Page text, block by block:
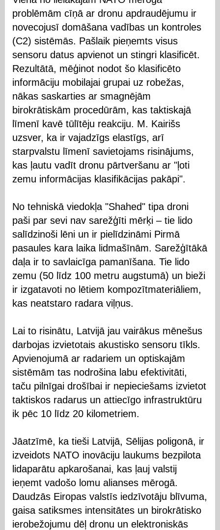
problēmām cīņā ar dronu apdraudējumu ir
novecojusī domāšana vadības un kontroles
(C2) sistēmās. Pašlaik pieņemts visus
sensoru datus apvienot un stingri klasificēt.
Rezultātā, mēģinot nodot šo klasificēto
informāciju mobilajai grupai uz robežas,
nākas saskarties ar smagnējām
birokrātiskām procedūrām, kas taktiskajā
līmenī kavē tūlītēju reakciju. M. Kairišs
uzsver, ka ir vajadzīgs elastīgs, arī
starpvalstu līmenī savietojams risinājums,
kas ļautu vadīt dronu pārtveršanu ar "ļoti
zemu informācijas klasifikācijas pakāpi".
No tehniskā viedokļa "Shahed" tipa droni
paši par sevi nav sarežģīti mērķi – tie lido
salīdzinoši lēni un ir pielīdzināmi Pirmā
pasaules kara laika lidmašīnām. Sarežģītākā
daļa ir to savlaicīga pamanīšana. Tie lido
zemu (50 līdz 100 metru augstumā) un bieži
ir izgatavoti no lētiem kompozītmateriāliem,
kas neatstaro radara viļņus.
Lai to risinātu, Latvijā jau vairākus mēnešus
darbojas izvietotais akustisko sensoru tīkls.
Apvienojumā ar radariem un optiskajām
sistēmām tas nodrošina labu efektivitāti,
taču pilnīgai drošībai ir nepieciešams izvietot
taktiskos radarus un attiecīgo infrastruktūru
ik pēc 10 līdz 20 kilometriem.
Jāatzīmē, ka tieši Latvijā, Sēlijas poligonā, ir
izveidots NATO inovāciju laukums bezpilota
lidaparātu apkarošanai, kas ļauj valstij
ieņemt vadošo lomu alianses mērogā.
Daudzās Eiropas valstīs iedzīvotāju blīvuma,
gaisa satiksmes intensitātes un birokrātisko
ierobežojumu dēļ dronu un elektroniskās